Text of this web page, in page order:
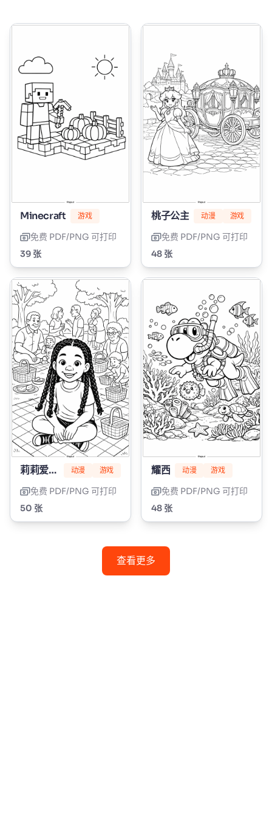
Minecraft 游戏
免费 PDF/PNG 可打印
39 张
桃子公主 动漫 游戏
免费 PDF/PNG 可打印
48 张
莉莉爱编辫子 动漫 游戏
免费 PDF/PNG 可打印
50 张
耀西 动漫 游戏
免费 PDF/PNG 可打印
48 张
查看更多